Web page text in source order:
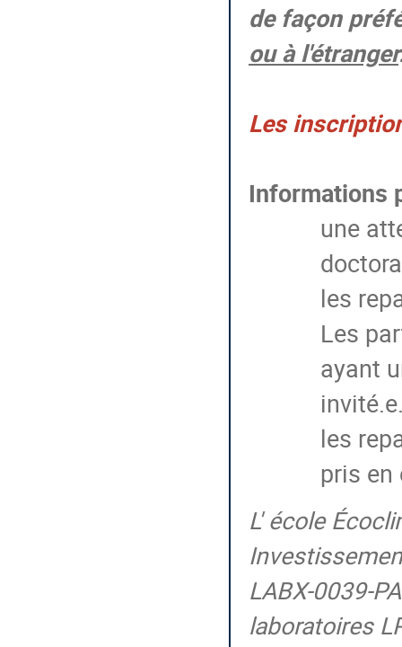
de façon
ou à l'étranger
Les
Informations
une
les
Les
ayant
les
pris en
L' école
LABX-0039-
laboratoires